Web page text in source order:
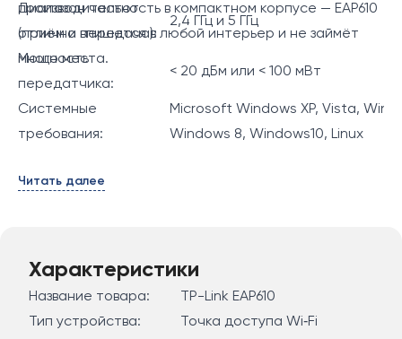
производительность в компактном корпусе — EAP610
отлично впишется в любой интерьер и не займёт
много места.
Диапазон частот
(приём и передача):
2,4 ГГц и 5 ГГц
Мощность
передатчика:
< 20 дБм или < 100 мВт
Системные
требования:
Microsoft Windows XP, Vista,
Windows 8, Windows10, Linux
Читать далее
Характеристики
Название товара:
TP-Link EAP610
Тип устройства:
Точка доступа Wi‑Fi